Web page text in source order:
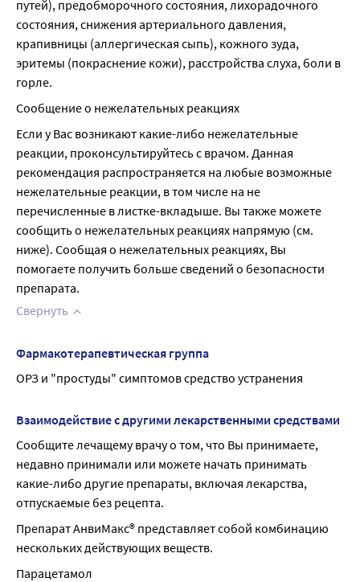
путей), предобморочного состояния, лихорадочного
состояния, снижения артериального давления,
крапивницы (аллергическая сыпь), кожного зуда,
эритемы (покраснение кожи), расстройства слуха, боли в
горле.
Сообщение о нежелательных реакциях
Если у Вас возникают какие-либо нежелательные
реакции, проконсультируйтесь с врачом. Данная
рекомендация распространяется на любые возможные
нежелательные реакции, в том числе на не
перечисленные в листке-вкладыше. Вы также можете
сообщить о нежелательных реакциях напрямую (см.
ниже). Сообщая о нежелательных реакциях, Вы
помогаете получить больше сведений о безопасности
препарата.
Свернуть
Фармакотерапевтическая группа
ОРЗ и "простуды" симптомов средство устранения
Взаимодействие с другими лекарственными средствами
Сообщите лечащему врачу о том, что Вы принимаете,
недавно принимали или можете начать принимать
какие-либо другие препараты, включая лекарства,
отпускаемые без рецепта.
Препарат АнвиМакс® представляет собой комбинацию
нескольких действующих веществ.
Парацетамол